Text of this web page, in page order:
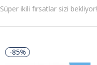
Süper ikili fırsatlar sizi bekliyor!
-85%